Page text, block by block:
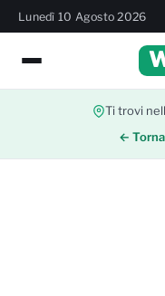
Lunedì 10 Agosto 2026
Ti trovi
←